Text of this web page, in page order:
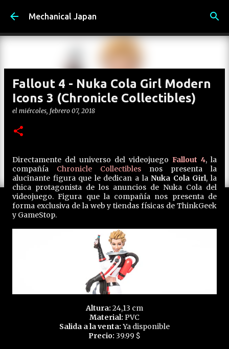
Ir al contenido principal
Mechanical Japan
Fallout 4 - Nuka Cola Girl Modern
Icons 3 (Chronicle Collectibles)
el miércoles, febrero 07, 2018
Directamente del universo del videojuego Fallout 4, la
compañía Chronicle Collectibles nos presenta la
alucinante figura que le dedican a laNuka Cola Girl, la
chica protagonista de los anuncios de Nuka Cola del
videojuego. Figura que la compañía nos presenta de
forma exclusiva de la web y tiendas físicas de ThinkGeek
y GameStop.
Altura: 24,13 cm
Material: PVC
Salida a la venta: Ya disponible
Precio: 39.99 $